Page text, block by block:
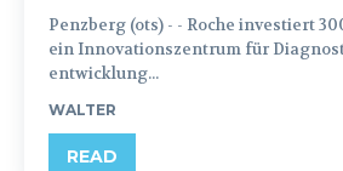
Penzberg (ots) - - Roche investiert 300 Millionen Euro in
ein Innovationszentrum für
entwicklung...
WALTER
READ